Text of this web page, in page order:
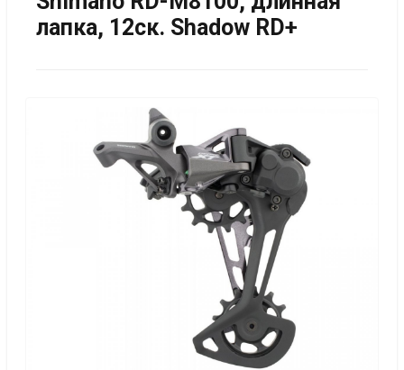
лапка, 12ск. Shadow RD+